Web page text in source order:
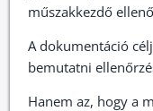
műszakkezdő
A dokumentáció
bemutatni
Hanem az, hogy a